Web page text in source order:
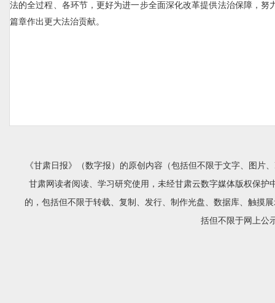
法的全过程、各环节，更好为进一步全面深化改革提供法治保障，努
篇章作出更大法治贡献。
《甘肃日报》（数字报）的原创内容（包括但不限于文字、图
甘肃网读者阅读、学习研究使用，未经甘肃云数字媒体版权保
的，包括但不限于转载、复制、发行、制作光盘、数据库、触摸
括但不限于网上公